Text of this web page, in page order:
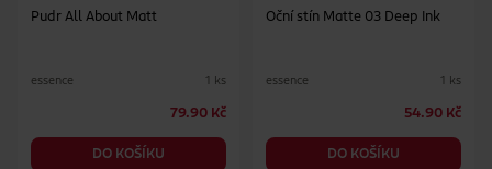
Pudr All About Matt
essence 1 ks
79.90 Kč
DO KOŠÍKU
Oční stín Matte 03 Deep Ink
essence 1 ks
54.90 Kč
DO KOŠÍKU